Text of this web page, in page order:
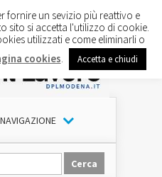
fornire un sevizio più reattivo e
sito si accetta l'utilizzo di cookie.
utilizzati e come eliminarli o
cookies Accetta e chiudi